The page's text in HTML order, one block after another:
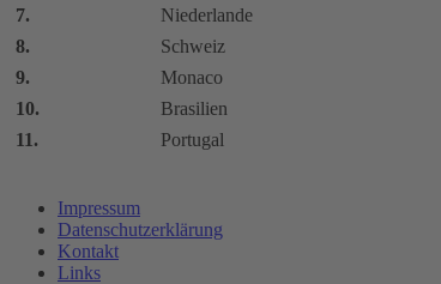
7.
Niederlande
8.
Schweiz
9.
Monaco
10.
Brasilien
11.
Portugal
Impressum
Datenschutzerklärung
Kontakt
Links